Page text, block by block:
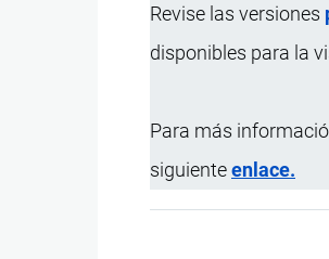
Revise las versiones
disponibles para la
Para más
siguienteenlace.